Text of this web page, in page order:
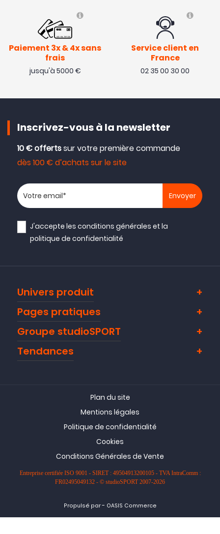
Paiement 3x & 4x sans
frais
jusqu'à 5000 €
Service client en
France
02 35 00 30 00
Inscrivez-vous à la newsletter
10 € offertssur votre première commande
dès 100 € d’achats sur le site
Votre adresse email
J'accepte lesconditions générales et la
politique de confidentialité
Univers produit
Pages pratiques
Groupe studioSPORT
Tendances
Plan du site
Mentions légales
Politique de confidentialité
Cookies
Conditions Générales de Vente
Entreprise certifiée ISO 9001 - SIRET : 49504913200105 - TVA IntraComm :
FR02495049132 - © studioSPORT 2007-2026
Propulsé par- OASIS Commerce